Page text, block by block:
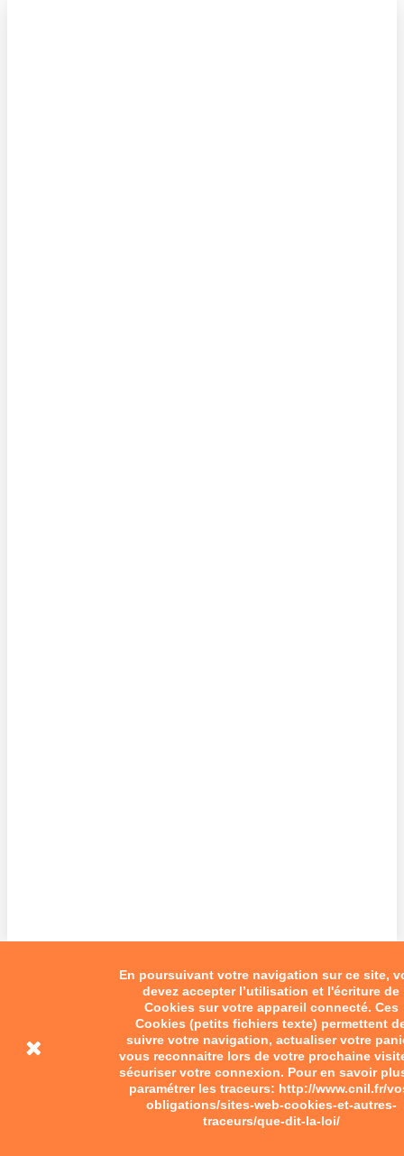
En poursuivant votre navigation sur ce site,
devez accepter l’utilisation et l'écriture de
Cookies sur votre appareil connecté. Ces
Cookies (petits fichiers texte) permettent
suivre votre navigation, actualiser votre
vous reconnaitre lors de votre prochaine
sécuriser votre connexion. Pour en savoir
paramétrer les traceurs: http://www.cnil.fr/
obligations/sites-web-cookies-et-autres-
traceurs/que-dit-la-loi/